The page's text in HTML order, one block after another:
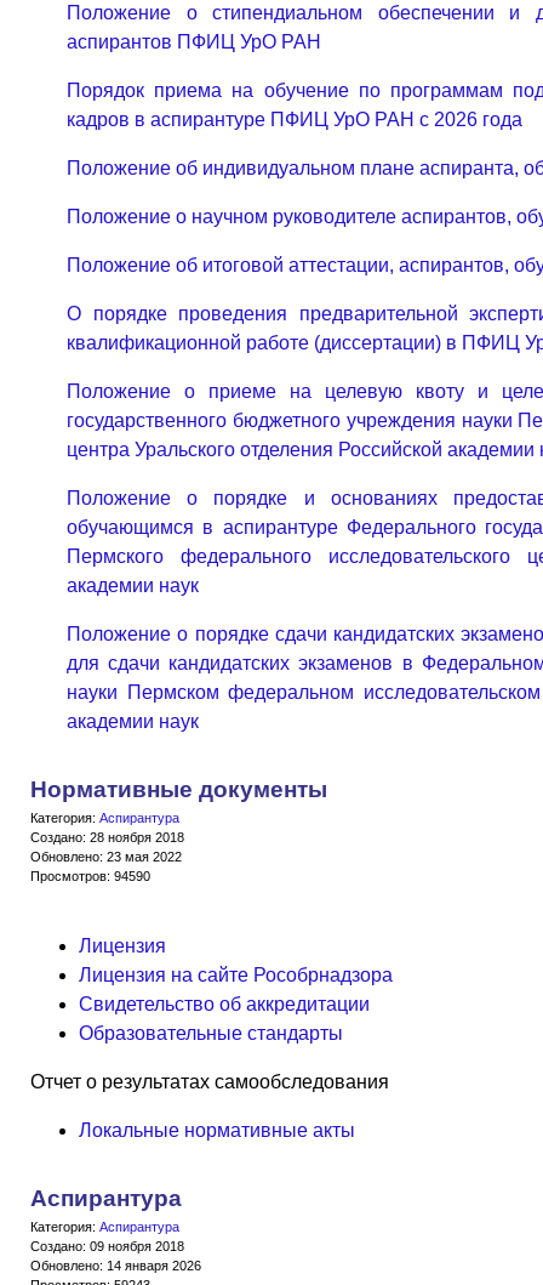
Положение о стипендиальном обеспечении и
аспирантов ПФИЦ УрО РАН
Порядок приема на обучение по программам
кадров в аспирантуре ПФИЦ УрО РАН с 2026 года
Положение об индивидуальном плане аспиранта,
Положение о научном руководителе аспирантов,
Положение об итоговой аттестации, аспирантов,
О порядке проведения предварительной
квалификационной работе (диссертации) в ПФИЦ
Положение о приеме на целевую квоту и
государственного бюджетного учреждения науки
центра Уральского отделения Российской академии
Положение о порядке и основаниях
обучающимся в аспирантуре Федерального
Пермского федерального исследовательского
академии наук
Положение о порядке сдачи кандидатских
для сдачи кандидатских экзаменов в
науки Пермском федеральном
академии наук
Нормативные документы
Категория: Аспирантура
Создано: 28 ноября 2018
Обновлено: 23 мая 2022
Просмотров: 94590
Лицензия
Лицензия на сайте Рособрнадзора
Свидетельство об аккредитации
Образовательные стандарты
Отчет о результатах самообследования
Локальные нормативные акты
Аспирантура
Категория: Аспирантура
Создано: 09 ноября 2018
Обновлено: 14 января 2026